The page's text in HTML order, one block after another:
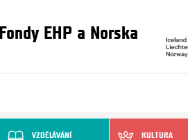
Fondy EHP a Norska
VZDĚLÁVÁNÍ KULTURA